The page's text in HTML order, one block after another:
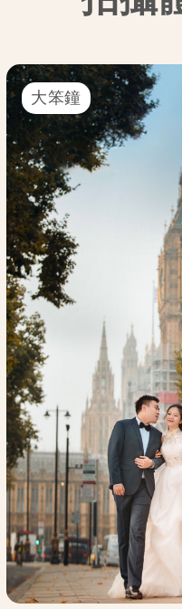
大笨鐘